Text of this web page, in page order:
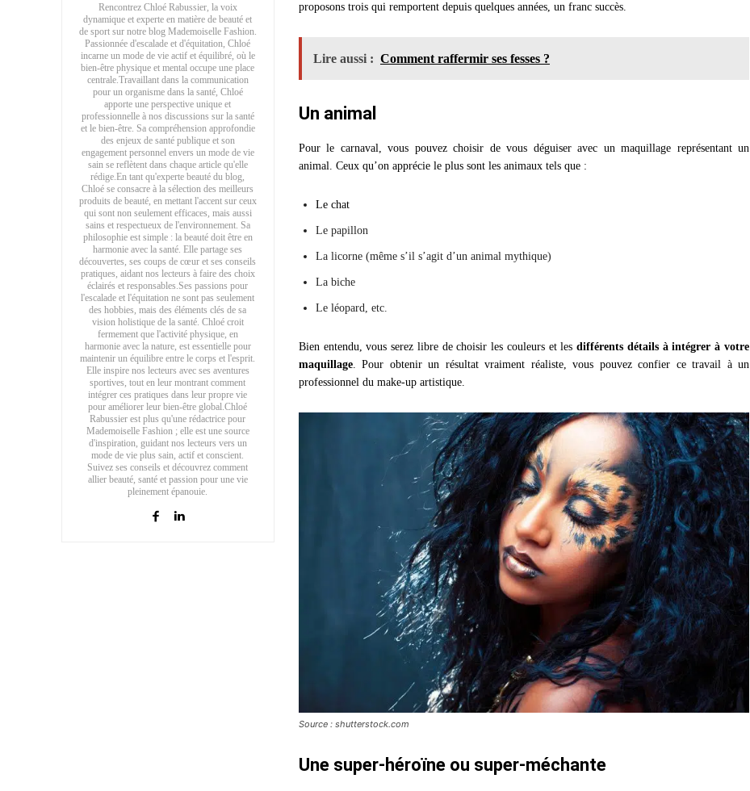
Rencontrez Chloé Rabussier, la voix
dynamique et experte en matière de beauté et
de sport sur notre blog Mademoiselle Fashion.
Passionnée d'escalade et d'équitation, Chloé
incarne un mode de vie actif et équilibré, où le
bien-être physique et mental occupe une place
centrale.Travaillant dans la communication
pour un organisme dans la santé, Chloé
apporte une perspective unique et
professionnelle à nos discussions sur la santé
et le bien-être. Sa compréhension approfondie
des enjeux de santé publique et son
engagement personnel envers un mode de vie
sain se reflètent dans chaque article qu'elle
rédige.En tant qu'experte beauté du blog,
Chloé se consacre à la sélection des meilleurs
produits de beauté, en mettant l'accent sur ceux
qui sont non seulement efficaces, mais aussi
sains et respectueux de l'environnement. Sa
philosophie est simple : la beauté doit être en
harmonie avec la santé. Elle partage ses
découvertes, ses coups de cœur et ses conseils
pratiques, aidant nos lecteurs à faire des choix
éclairés et responsables.Ses passions pour
l'escalade et l'équitation ne sont pas seulement
des hobbies, mais des éléments clés de sa
vision holistique de la santé. Chloé croit
fermement que l'activité physique, en
harmonie avec la nature, est essentielle pour
maintenir un équilibre entre le corps et l'esprit.
Elle inspire nos lecteurs avec ses aventures
sportives, tout en leur montrant comment
intégrer ces pratiques dans leur propre vie
pour améliorer leur bien-être global.Chloé
Rabussier est plus qu'une rédactrice pour
Mademoiselle Fashion ; elle est une source
d'inspiration, guidant nos lecteurs vers un
mode de vie plus sain, actif et conscient.
Suivez ses conseils et découvrez comment
allier beauté, santé et passion pour une vie
pleinement épanouie.
proposons trois qui remportent depuis quelques années, un franc succès.
Lire aussi : Comment raffermir ses fesses ?
Un animal
Pour le carnaval, vous pouvez choisir de vous déguiser avec un maquillage représentant un
animal. Ceux qu’on apprécie le plus sont les animaux tels que :
Le chat
Le papillon
La licorne (même s’il s’agit d’un animal mythique)
La biche
Le léopard, etc.
Bien entendu, vous serez libre de choisir les couleurs et lesdifférents détails à intégrer à votre
maquillage. Pour obtenir un résultat vraiment réaliste, vous pouvez confier ce travail à un
professionnel du make-up artistique.
Source : shutterstock.com
Une super-héroïne ou super-méchante